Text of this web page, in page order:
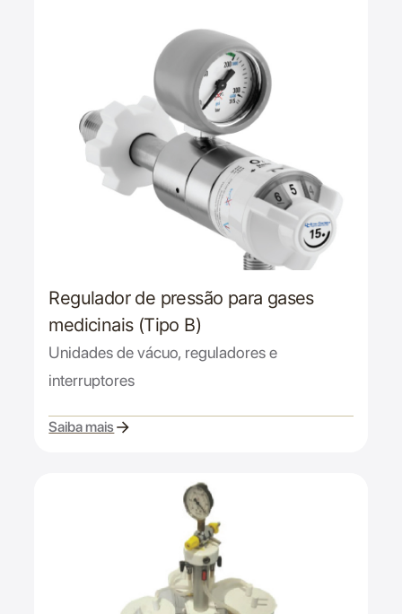
Regulador de pressão para gases
medicinais (Tipo B)
Unidades de vácuo, reguladores e
interruptores
Saiba mais